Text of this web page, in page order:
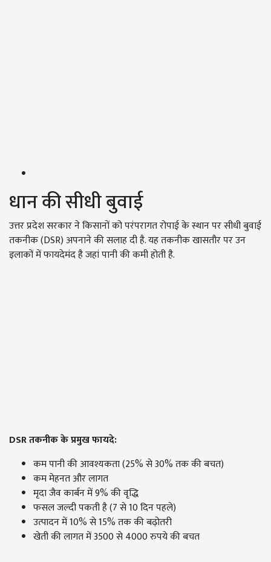
धान की सीधी बुवाई
उत्तर प्रदेश सरकार ने किसानों को परंपरागत रोपाई के स्थान पर सीधी बुवाई
तकनीक (DSR) अपनाने की सलाह दी है. यह तकनीक खासतौर पर उन
इलाकों में फायदेमंद है जहां पानी की कमी होती है.
DSR तकनीक के प्रमुख फायदे:
कम पानी की आवश्यकता (25% से 30% तक की बचत)
कम मेहनत और लागत
मृदा जैव कार्बन में 9% की वृद्धि
फसल जल्दी पकती है (7 से 10 दिन पहले)
उत्पादन में 10% से 15% तक की बढ़ोतरी
खेती की लागत में 3500 से 4000 रुपये की बचत